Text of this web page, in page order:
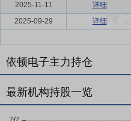
2025-11-11
详细
2025-09-29
详细
依顿电子主力持仓
最新机构持股一览